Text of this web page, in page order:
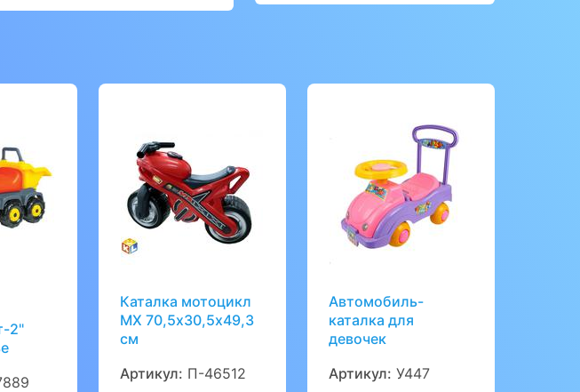
2"
Каталка мотоцикл
МХ 70,5х30,5х49,3
см
Артикул: П-46512
Автомобиль-
каталка для
девочек
Артикул: У447